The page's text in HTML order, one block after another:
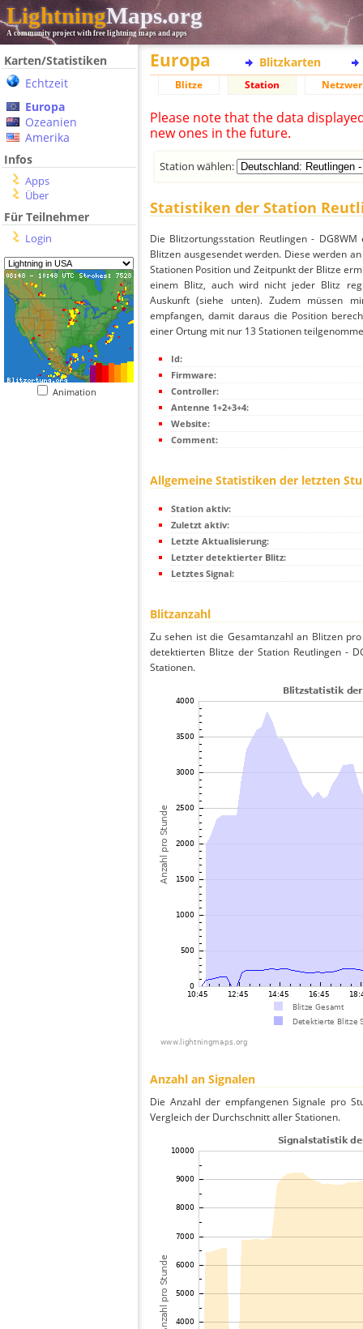
LightningMaps.org
A community project with free lightning maps and apps
Karten/Statistiken
Echtzeit
Europa
Ozeanien
Amerika
Infos
Apps
Über
Für Teilnehmer
Login
Animation
Europa Blitzkarten
Blitze Station
Please note that the data
new ones in the future.
Station wählen:
Statistiken der Station
Die Blitzortungsstation Reutlingen -
Blitzen ausgesendet werden. Diese werden
Stationen Position und Zeitpunkt der Blitze
einem Blitz, auch wird nicht jeder Blitz
Auskunft (siehe unten). Zudem müssen
empfangen, damit daraus die Position
einer Ortung mit nur 13 Stationen
Id:
Firmware:
Controller:
Antenne 1+2+3+4:
Website:
Comment:
Allgemeine Statistiken der letzten
Station aktiv:
Zuletzt aktiv:
Letzte Aktualisierung:
Letzter detektierter Blitz:
Letztes Signal:
Blitzanzahl
Zu sehen ist die Gesamtanzahl an Blitzen
detektierten Blitze der Station Reutlingen -
Stationen.
Anzahl an Signalen
Die Anzahl der empfangenen Signale pro
Vergleich der Durchschnitt aller Stationen.